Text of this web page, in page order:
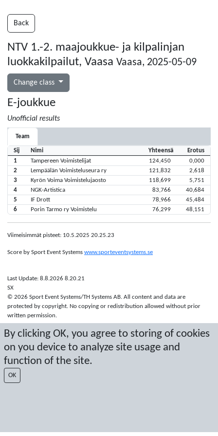
By clicking OK, you agree to storing of cookies
on you device to analyze site usage and
function of the site.
OK
Back
NTV 1.-2. maajoukkue- ja kilpalinjan
luokkakilpailut, Vaasa Vaasa, 2025-05-09
Change class
E-joukkue
Unofficial results
Team
Sij Nimi Yhteensä
Erotus
1
Tampereen Voimistelijat 124,450
0,000
2
Lempäälän Voimisteluseura ry 121,832
2,618
3
Kyrön Voima Voimistelujaosto 118,699
5,751
4
NGK-Artistica 83,766
40,684
5
IF Drott 78,966
45,484
6
Porin Tarmo ry Voimistelu 76,299 48,151
Viimeisimmät pisteet: 10.5.2025 20.25.23
Score by Sport Event Systems www.sporteventsystems.se
Last Update: 8.8.2026 8.20.21
SX
© 2026 Sport Event Systems/TH Systems AB. All content and data are
protected by copyright. No copying or redistribution allowed without prior
written permission.